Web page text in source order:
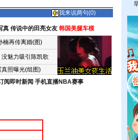
我来说两句(0)
真 传说中的田亮女友 韩国美腿车模
楠再传离婚(图)
魅力吸引陈凯歌
照曝光(组图)
阅即时新闻 手机直播NBA赛事